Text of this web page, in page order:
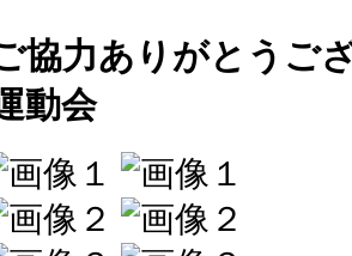
協力ありがとうご
動会